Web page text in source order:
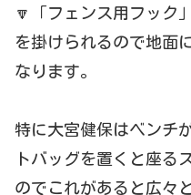
🔽「フェンス用フック
を掛けられるので地面
なります。
特に大宮健保はベンチ
トバッグを置くと座る
のでこれがあると広々